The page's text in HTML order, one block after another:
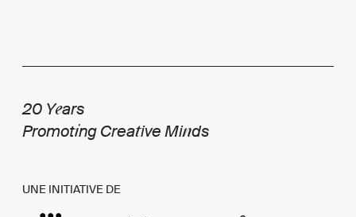
20 Years
Promoting Creative Minds
UNE INITIATIVE DE